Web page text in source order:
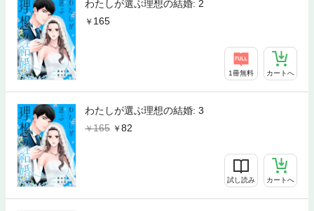
わたしが選ぶ理想の結婚: 2
165
1冊無料 カートへ
わたしが選ぶ理想の結婚: 3
165
82
試し読み カートへ